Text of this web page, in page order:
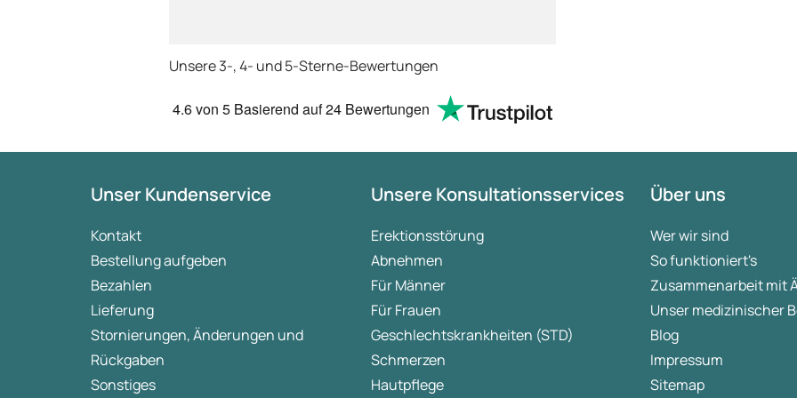
Unsere 3-, 4- und 5-Sterne-Bewertungen
4.6von 5 Basierend auf24 Bewertungen
Unser Kundenservice
Kontakt
Bestellung aufgeben
Bezahlen
Lieferung
Stornierungen, Änderungen und
Rückgaben
Sonstiges
Unsere Konsultationsservices
Erektionsstörung
Abnehmen
Für Männer
Für Frauen
Geschlechtskrankheiten (STD)
Schmerzen
Hautpflege
Über uns
Wer wir sind
So funktioniert's
Zusammenarbeit mit
Unser medizinischer
Blog
Impressum
Sitemap